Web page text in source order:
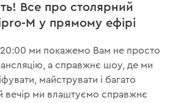
Все про столярний
M у прямому ефірі
ми покажемо Вам не просто
а справжнє шоу, де ми
майструвати і багато
вечір ми влаштуємо справжнє